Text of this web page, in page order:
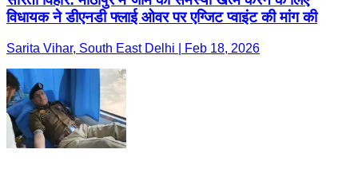
विधायक ने डीएनडी फ्लाई ओवर पर एग्जिट प्वाइंट की मांग की
Sarita Vihar, South East Delhi | Feb 18, 2026